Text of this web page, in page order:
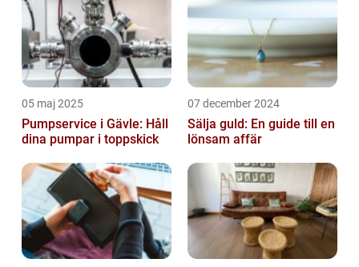
05 maj 2025
Pumpservice i Gävle: Håll
dina pumpar i toppskick
07 december 2024
Sälja guld: En guide till en
lönsam affär